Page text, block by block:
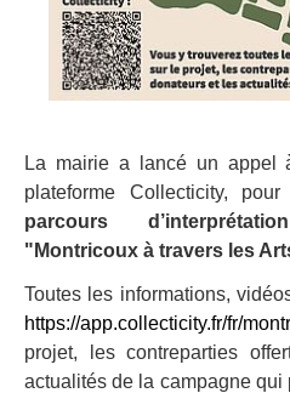
La mairie a lancé un appel
plateforme Collecticity,
parcours
"Montricoux à travers les
Toutes les informations,
https://app.collecticity.fr/fr/
projet, les contreparties
actualités de la campagne